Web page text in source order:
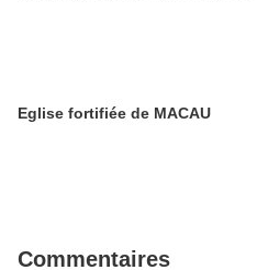
Eglise fortifiée de MACAU
Commentaires